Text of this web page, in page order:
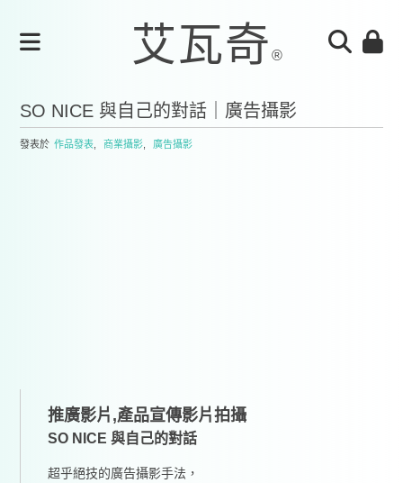
SO NICE 與自己的對話｜廣告攝影
發表於 作品發表 商業攝影 廣告攝影
推廣影片,產品宣傳影片拍攝
SO NICE 與自己的對話
超乎絕技的廣告攝影手法，